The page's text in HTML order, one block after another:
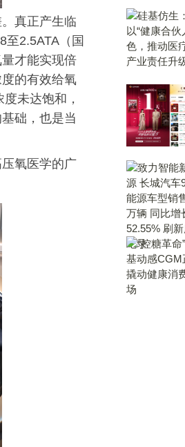
真正产生临
至2.5ATA（国
才能实现倍
的有效给氧
未达饱和，
础，也是当
氧医学的广